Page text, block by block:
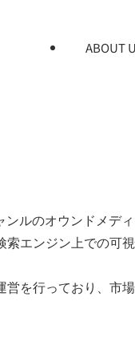
ABOUT
ルのオウンドメディ
エンジン上での可
を行っており、市